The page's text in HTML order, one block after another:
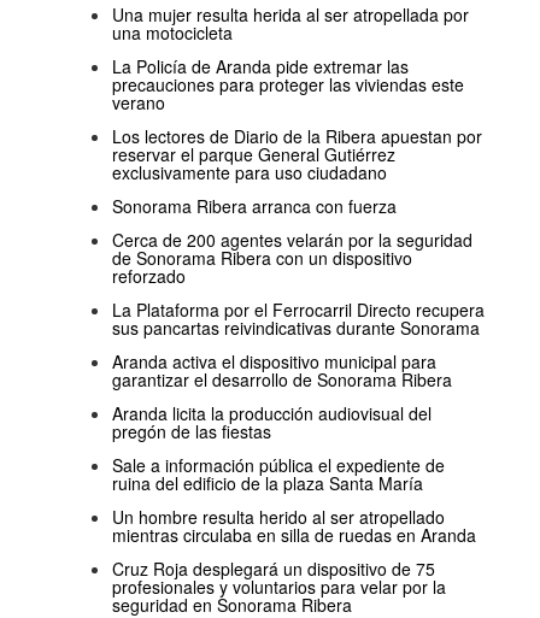
Una mujer resulta herida al ser atropellada por
una motocicleta
La Policía de Aranda pide extremar las
precauciones para proteger las viviendas este
verano
Los lectores de Diario de la Ribera apuestan por
reservar el parque General Gutiérrez
exclusivamente para uso ciudadano
Sonorama Ribera arranca con fuerza
Cerca de 200 agentes velarán por la seguridad
de Sonorama Ribera con un dispositivo
reforzado
La Plataforma por el Ferrocarril Directo recupera
sus pancartas reivindicativas durante Sonorama
Aranda activa el dispositivo municipal para
garantizar el desarrollo de Sonorama Ribera
Aranda licita la producción audiovisual del
pregón de las fiestas
Sale a información pública el expediente de
ruina del edificio de la plaza Santa María
Un hombre resulta herido al ser atropellado
mientras circulaba en silla de ruedas en Aranda
Cruz Roja desplegará un dispositivo de 75
profesionales y voluntarios para velar por la
seguridad en Sonorama Ribera